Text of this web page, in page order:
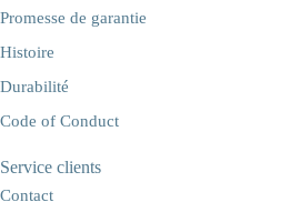
Promesse de garantie
Histoire
Durabilité
Code of Conduct
Service clients
Contact